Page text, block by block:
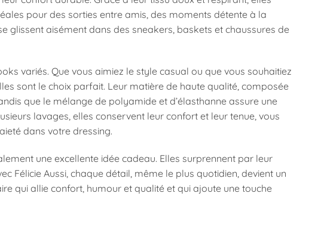
pour des sorties entre amis, des moments détente à la
glissent aisément dans des sneakers, baskets et chaussures de
variés. Que vous aimiez le style casual ou que vous souhaitiez
sont le choix parfait. Leur matière de haute qualité, composée
que le mélange de polyamide et d’élasthanne assure une
lavages, elles conservent leur confort et leur tenue, vous
dans votre dressing.
une excellente idée cadeau. Elles surprennent par leur
Félicie Aussi, chaque détail, même le plus quotidien, devient un
qui allie confort, humour et qualité et qui ajoute une touche